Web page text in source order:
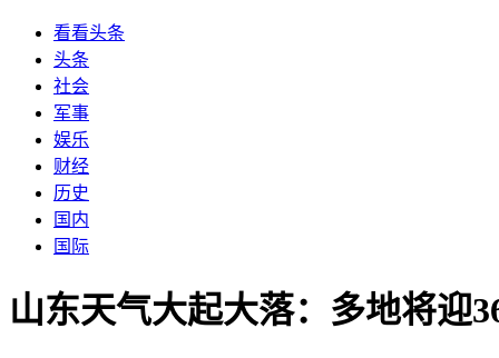
看看头条
头条
社会
军事
娱乐
财经
历史
国内
国际
山东天气大起大落：多地将迎